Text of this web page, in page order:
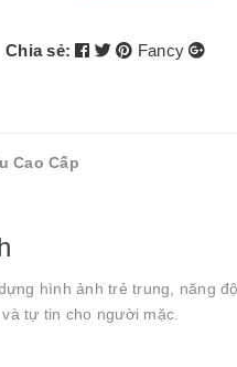
Chia sẻ: Fancy
Cao Cấp
hình ảnh trẻ trung, năng
tự tin cho người mặc.